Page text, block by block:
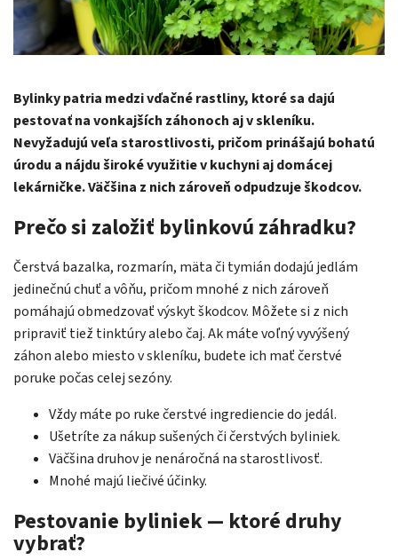
Bylinky patria medzi vďačné rastliny, ktoré sa dajú
pestovať na vonkajších záhonoch aj v skleníku.
Nevyžadujú veľa starostlivosti, pričom prinášajú bohatú
úrodu a nájdu široké využitie v kuchyni aj domácej
lekárničke. Väčšina z nich zároveň odpudzuje škodcov.
Prečo si založiť bylinkovú záhradku?
Čerstvá bazalka, rozmarín, mäta či tymián dodajú jedlám
jedinečnú chuť a vôňu, pričom mnohé z nich zároveň
pomáhajú obmedzovať výskyt škodcov. Môžete si z nich
pripraviť tiež tinktúry alebo čaj. Ak máte voľný vyvýšený
záhon alebo miesto v skleníku, budete ich mať čerstvé
poruke počas celej sezóny.
Vždy máte po ruke čerstvé ingrediencie do jedál.
Ušetríte za nákup sušených či čerstvých byliniek.
Väčšina druhov je nenáročná na starostlivosť.
Mnohé majú liečivé účinky.
Pestovanie byliniek — ktoré druhy
vybrať?